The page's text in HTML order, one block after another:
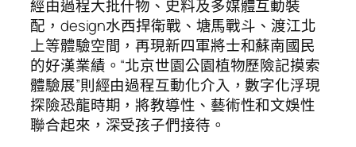
經由過程大批什物、史料及多媒體互動裝
配，design水西捍衛戰、塘馬戰斗、渡江北
上等體驗空間，再現新四軍將士和蘇南國民
的好漢業績。“北京世園公園植物歷險記摸索
體驗展”則經由過程互動化介入，數字化浮現
探險恐龍時期，將教導性、藝術性和文娛性
聯合起來，深受孩子們接待。